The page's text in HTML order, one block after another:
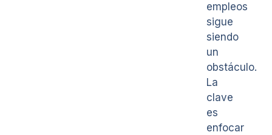
empleos
sigue
siendo
un
obstáculo.
La
clave
es
enfocar